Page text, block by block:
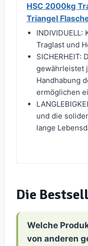
HSC 2000kg
Triangel
Traglast und
SICHERHEIT:
gewährleistet
Handhabung
ermöglichen
und die
lange
Die
Welche
von anderen